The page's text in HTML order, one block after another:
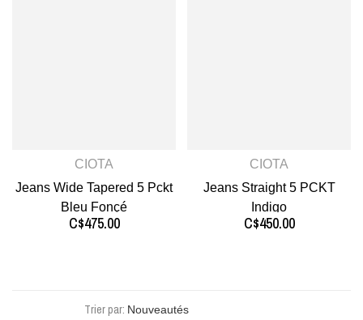
CIOTA
Jeans Wide Tapered 5 Pckt
Bleu Fonçé
C$475.00
CIOTA
Jeans Straight 5 PCKT
Indigo
C$450.00
Trier par: